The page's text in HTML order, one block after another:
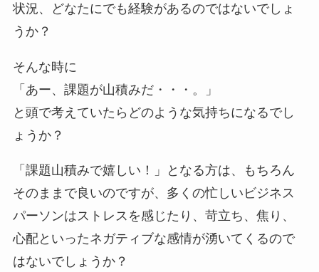
状況、どなたにでも経験があるのではないでしょ
うか？
そんな時に
「あー、課題が山積みだ・・・。」
と頭で考えていたらどのような気持ちになるでし
ょうか？
「課題山積みで嬉しい！」となる方は、もちろん
そのままで良いのですが、多くの忙しいビジネス
パーソンはストレスを感じたり、苛立ち、焦り、
心配といったネガティブな感情が湧いてくるので
はないでしょうか？